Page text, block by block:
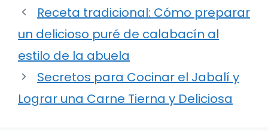
Receta tradicional: Cómo preparar
un delicioso puré de calabacín al
estilo de la abuela
Secretos para Cocinar el Jabalí y
Lograr una Carne Tierna y Deliciosa